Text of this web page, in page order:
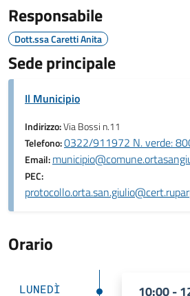
Responsabile
Dott.ssa Caretti Anita
Sede principale
Il Municipio
Indirizzo:Via Bossi n.11
Telefono:0322/911972 N. verde:
Email:
PEC:
Orario
LUNEDÌ 10:00 -